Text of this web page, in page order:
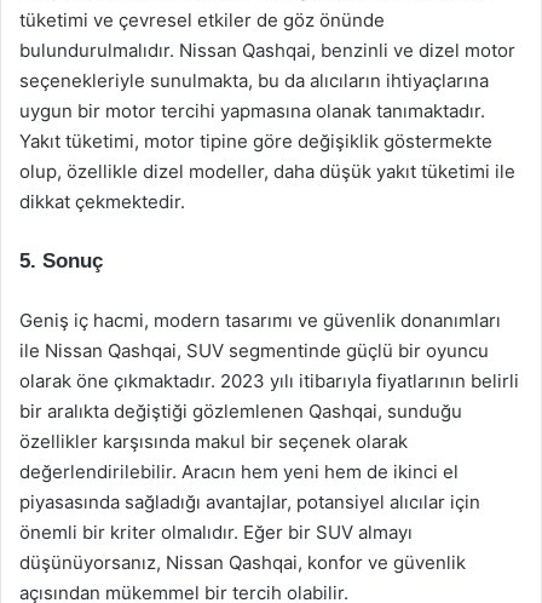
tüketimi ve çevresel etkiler de göz önünde
bulundurulmalıdır. Nissan Qashqai, benzinli ve dizel motor
seçenekleriyle sunulmakta, bu da alıcıların ihtiyaçlarına
uygun bir motor tercihi yapmasına olanak tanımaktadır.
Yakıt tüketimi, motor tipine göre değişiklik göstermekte
olup, özellikle dizel modeller, daha düşük yakıt tüketimi ile
dikkat çekmektedir.
5. Sonuç
Geniş iç hacmi, modern tasarımı ve güvenlik donanımları
ile Nissan Qashqai, SUV segmentinde güçlü bir oyuncu
olarak öne çıkmaktadır. 2023 yılı itibarıyla fiyatlarının belirli
bir aralıkta değiştiği gözlemlenen Qashqai, sunduğu
özellikler karşısında makul bir seçenek olarak
değerlendirilebilir. Aracın hem yeni hem de ikinci el
piyasasında sağladığı avantajlar, potansiyel alıcılar için
önemli bir kriter olmalıdır. Eğer bir SUV almayı
düşünüyorsanız, Nissan Qashqai, konfor ve güvenlik
açısından mükemmel bir tercih olabilir.